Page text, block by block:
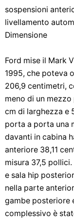
sospensioni
livellamento
Dimensione
Ford mise il Mark
1995, che poteva
206,9 centimetri,
meno di un mezzo
cm di larghezza e
porta a porta una
davanti in cabina
anteriore 38,11
misura 37,5
e sala hip
nella parte
gambe posteriore
complessivo è